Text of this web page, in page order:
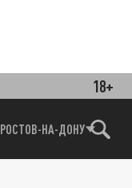
18+
РОСТОВ-НА-ДОНУ